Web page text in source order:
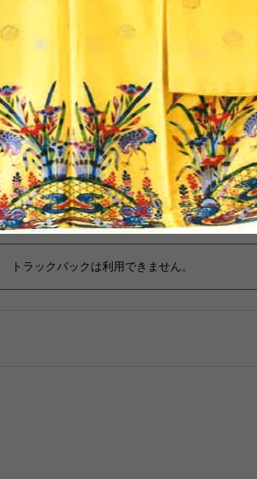
トラックバックは利用できません。